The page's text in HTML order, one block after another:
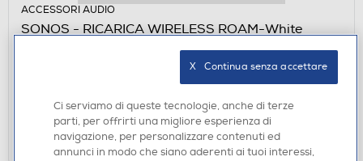
ACCESSORI AUDIO
SONOS - RICARICA WIRELESS ROAM-White
DISPONIBILE SOLO IN NEGOZIO
non disponibile
Ritiro in negozio in 30' gratuito:verifica
CERCA NEGOZIO
Ci serviamo di queste tecnologie, anche di terze
parti, per offrirti una migliore esperienza di
navigazione, per personalizzare contenuti ed
annunci in modo che siano aderenti ai tuoi interessi,
X   Continua senza accettare